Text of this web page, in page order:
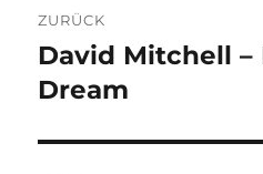
ZURÜCK
Vorheriger
Beitrag:
David Mitchell –
Dream